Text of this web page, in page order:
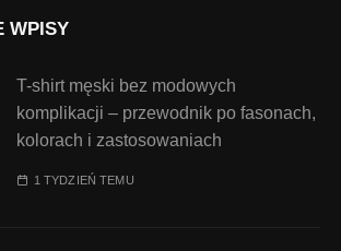
WPISY
T-shirt męski bez modowych
komplikacji – przewodnik po fasonach,
kolorach i zastosowaniach
1 TYDZIEŃ TEMU